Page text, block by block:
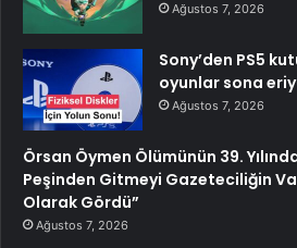
Ağustos 7, 2026
Sony’den PS5
oyunlar sona
Ağustos 7, 2026
Örsan Öymen Ölümünün 39.
Peşinden Gitmeyi Gazeteciliğin
Olarak Gördü”
Ağustos 7, 2026